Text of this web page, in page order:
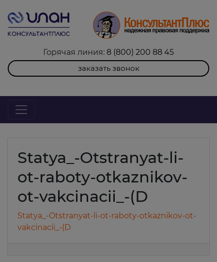
Горячая линия: 8 (800) 200 88 45
заказать звонок
Statya_-Otstranyat-li-
ot-raboty-otkaznikov-
ot-vakcinacii_-(D
Statya_-Otstranyat-li-ot-raboty-otkaznikov-ot-
vakcinacii_-(D